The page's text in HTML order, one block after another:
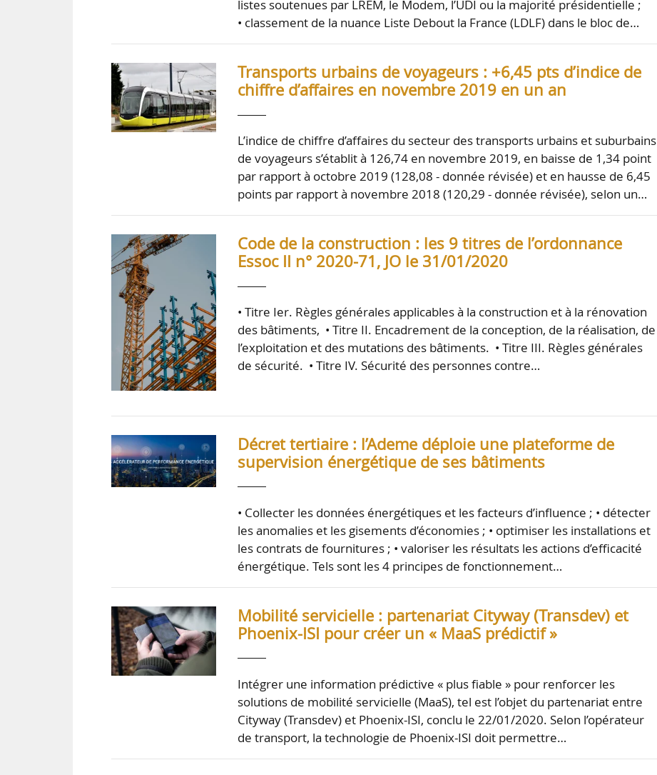
listes soutenues par LREM, le Modem, l’UDI ou la majorité présidentielle ;
• classement de la nuance Liste Debout la France (LDLF) dans le bloc de…
Transports urbains de voyageurs : +6,45 pts d’indice de
chiffre d’affaires en novembre 2019 en un an
L’indice de chiffre d’affaires du secteur des transports urbains et suburbains
de voyageurs s’établit à 126,74 en novembre 2019, en baisse de 1,34 point
par rapport à octobre 2019 (128,08 - donnée révisée) et en hausse de 6,45
points par rapport à novembre 2018 (120,29 - donnée révisée), selon un…
Code de la construction : les 9 titres de l’ordonnance
Essoc II n° 2020-71, JO le 31/01/2020
• Titre Ier. Règles générales applicables à la construction et à la rénovation
des bâtiments, • Titre II. Encadrement de la conception, de la réalisation, de
l’exploitation et des mutations des bâtiments. • Titre III. Règles générales
de sécurité. • Titre IV. Sécurité des personnes contre…
Décret tertiaire : l’Ademe déploie une plateforme de
supervision énergétique de ses bâtiments
• Collecter les données énergétiques et les facteurs d’influence ; • détecter
les anomalies et les gisements d’économies ; • optimiser les installations et
les contrats de fournitures ; • valoriser les résultats les actions d’efficacité
énergétique. Tels sont les 4 principes de fonctionnement…
Mobilité servicielle : partenariat Cityway (Transdev) et
Phoenix-ISI pour créer un « MaaS prédictif »
Intégrer une information prédictive « plus fiable » pour renforcer les
solutions de mobilité servicielle (MaaS), tel est l’objet du partenariat entre
Cityway (Transdev) et Phoenix-ISI, conclu le 22/01/2020. Selon l’opérateur
de transport, la technologie de Phoenix-ISI doit permettre…